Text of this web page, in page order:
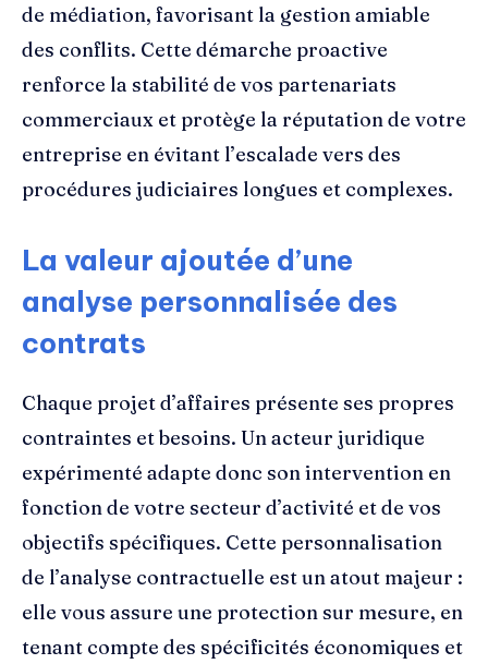
de médiation, favorisant la gestion amiable
des conflits. Cette démarche proactive
renforce la stabilité de vos partenariats
commerciaux et protège la réputation de votre
entreprise en évitant l’escalade vers des
procédures judiciaires longues et complexes.
La valeur ajoutée d’une
analyse personnalisée des
contrats
Chaque projet d’affaires présente ses propres
contraintes et besoins. Un acteur juridique
expérimenté adapte donc son intervention en
fonction de votre secteur d’activité et de vos
objectifs spécifiques. Cette personnalisation
de l’analyse contractuelle est un atout majeur :
elle vous assure une protection sur mesure, en
tenant compte des spécificités économiques et